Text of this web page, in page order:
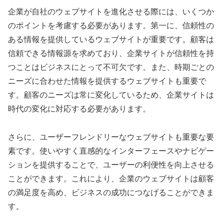
企業が自社のウェブサイトを進化させる際には、いくつか
のポイントを考慮する必要があります。第一に、信頼性の
ある情報を提供しているウェブサイトが重要です。顧客は
信頼できる情報源を求めており、企業サイトが信頼性を持
つことはビジネスにとって不可欠です。また、時期ごとの
ニーズに合わせた情報を提供するウェブサイトも重要で
す。顧客のニーズは常に変化しているため、企業サイトは
時代の変化に対応する必要があります。
さらに、ユーザーフレンドリーなウェブサイトも重要な要
素です。使いやすく直感的なインターフェースやナビゲー
ションを提供することで、ユーザーの利便性を向上させる
ことができます。これにより、企業のウェブサイトは顧客
の満足度を高め、ビジネスの成功につなげることができま
す。